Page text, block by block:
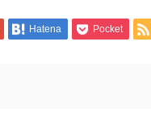
Hatena Pocket